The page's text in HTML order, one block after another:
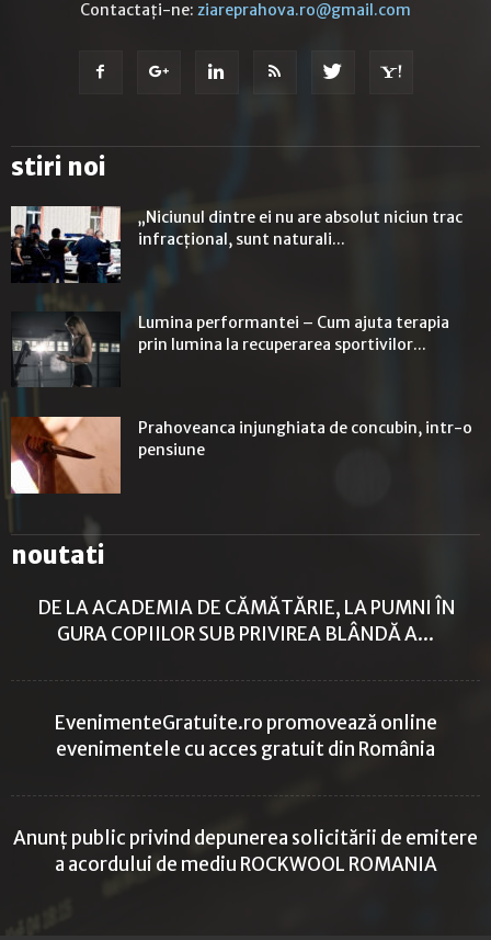
Contactați-ne: ziareprahova.ro@gmail.com
stiri noi
„Niciunul dintre ei nu are absolut niciun trac
infracţional, sunt naturali...
Lumina performantei – Cum ajuta terapia
prin lumina la recuperarea sportivilor...
Prahoveanca injunghiata de concubin, intr-o
pensiune
noutati
DE LA ACADEMIA DE CĂMĂTĂRIE, LA PUMNI ÎN
GURA COPIILOR SUB PRIVIREA BLÂNDĂ A...
EvenimenteGratuite.ro promovează online
evenimentele cu acces gratuit din România
Anunț public privind depunerea solicitării de emitere
a acordului de mediu ROCKWOOL ROMANIA